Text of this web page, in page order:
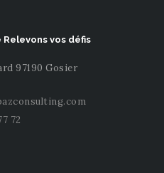
vos défis
97190 Gosier
72